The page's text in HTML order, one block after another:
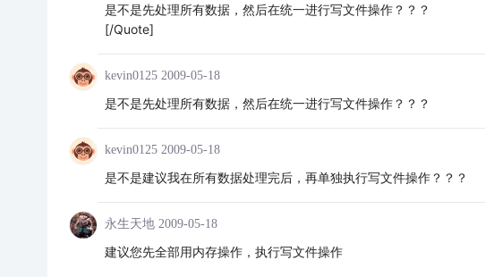
是不是先处理所有数据，然后在统一进行写文件操作？？？
[/Quote]
kevin0125 2009-05-18
是不是先处理所有数据，然后在统一进行写文件操作？？？
kevin0125 2009-05-18
是不是建议我在所有数据处理完后，再单独执行写文件操作？？？
永生天地 2009-05-18
建议您先全部用内存操作，执行写文件操作